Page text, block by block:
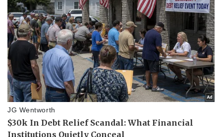
Pháp luật
Vụ án
Tin nóng
Tư vấn luật
Quân sự - Quốc phòng
Vũ khí
Việt Nam
Phân tích